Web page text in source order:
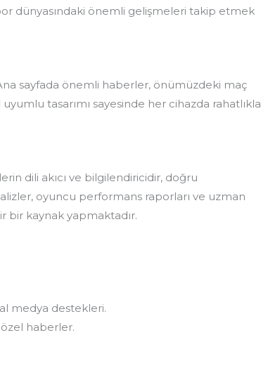
dünyasındaki önemli gelişmeleri takip etmek
sayfada önemli haberler, önümüzdeki maç
tasarımı sayesinde her cihazda rahatlıkla
dili akıcı ve bilgilendiricidir, doğru
oyuncu performans raporları ve uzman
bir kaynak yapmaktadır.
medya destekleri.
özel haberler.